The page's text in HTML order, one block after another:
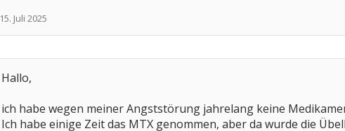
15. Juli 2025
Hallo,
ich habe wegen meiner Angststörung jahrelang keine
Ich habe einige Zeit das MTX genommen, aber da wurde die